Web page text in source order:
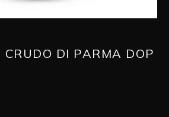
CRUDO DI PARMA DOP